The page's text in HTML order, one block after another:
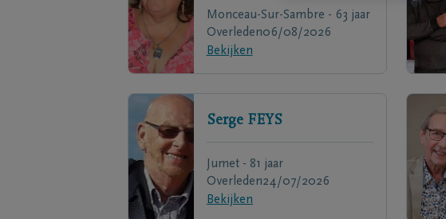
Monceau-Sur-Sambre - 63 jaar
Overleden06/08/2026
Bekijken
Serge FEYS
Jumet - 81 jaar
Overleden24/07/2026
Bekijken